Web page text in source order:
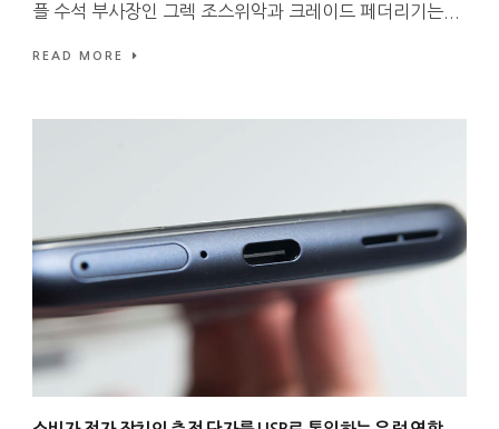
플 수석 부사장인 그렉 조스위악과 크레이드 페더리기는...
READ MORE